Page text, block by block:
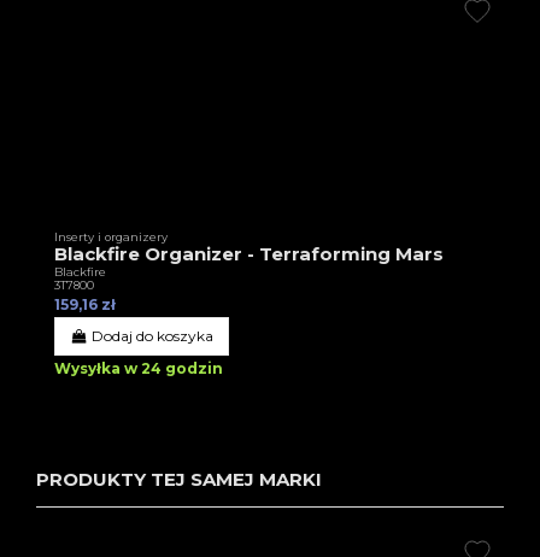
Inserty i organizery
Blackfire Organizer - Terraforming Mars
Blackfire
3T7800
159,16 zł
Dodaj do koszyka
Wysyłka w 24 godzin
PRODUKTY TEJ SAMEJ MARKI